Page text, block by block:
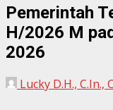
Pemerintah
H/2026 M
2026
Lucky D.H., C.In.,